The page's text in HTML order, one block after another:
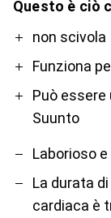
Questo è ciò
Pronon scivola
Funziona
Può
Suunto
Contro
Laborioso
La durata
cardiaca è